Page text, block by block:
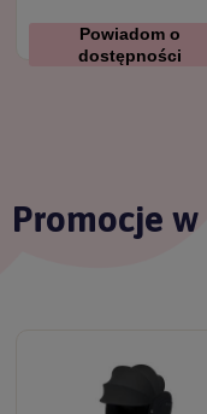
Powiadom o
dostępności
Promocje w